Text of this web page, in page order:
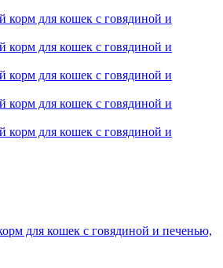
для кошек с говядиной и печенью,